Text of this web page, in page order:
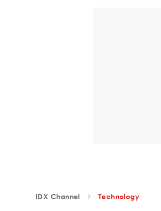
IDX Channel Technology